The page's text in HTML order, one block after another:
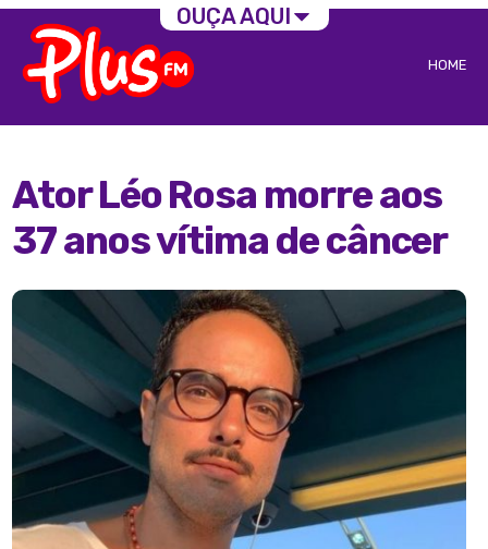
HOME
Ator Léo Rosa morre aos
37 anos vítima de câncer
OUÇA AQUI